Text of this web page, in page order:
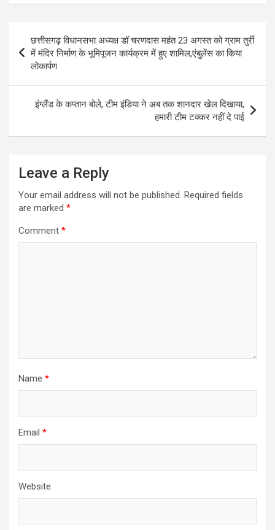
navigation
छत्तीसगढ़ विधानसभा अध्यक्ष डॉ चरणदास महंत 23 अगस्त को ग्राम तुर्री
में मंदिर निर्माण के भूमिपूजन कार्यक्रम में हुए शामिल,एंबुलेंस का किया
लोकार्पण
इंग्लैंड के कप्तान बोले, टीम इंडिया ने अब तक शानदार खेल दिखाया,
हमारी टीम टक्कर नहीं दे पाई
Leave a Reply
Your email address will not be published. Required fields
are marked *
Comment *
Name *
Email *
Website